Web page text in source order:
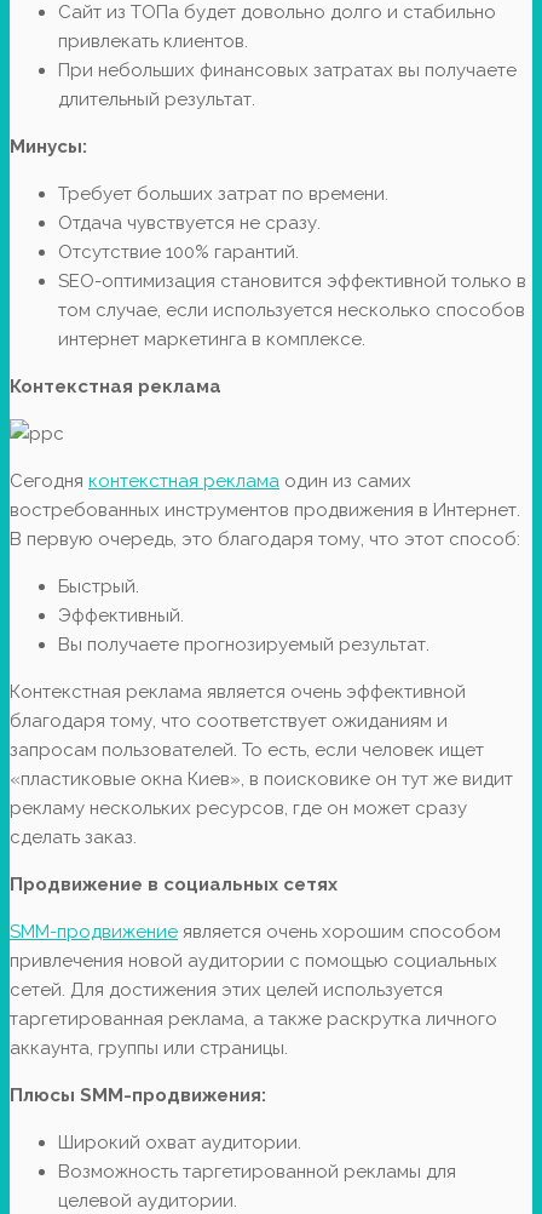
Сайт из ТОПа будет довольно долго и стабильно
привлекать клиентов.
При небольших финансовых затратах вы получаете
длительный результат.
Минусы:
Требует больших затрат по времени.
Отдача чувствуется не сразу.
Отсутствие 100% гарантий.
SEO-оптимизация становится эффективной только в
том случае, если используется несколько способов
интернет маркетинга в комплексе.
Контекстная реклама
Сегодня контекстная реклама один из самих
востребованных инструментов продвижения в Интернет.
В первую очередь, это благодаря тому, что этот способ:
Быстрый.
Эффективный.
Вы получаете прогнозируемый результат.
Контекстная реклама является очень эффективной
благодаря тому, что соответствует ожиданиям и
запросам пользователей. То есть, если человек ищет
«пластиковые окна Киев», в поисковике он тут же видит
рекламу нескольких ресурсов, где он может сразу
сделать заказ.
Продвижение в социальных сетях
SMM-продвижение является очень хорошим способом
привлечения новой аудитории с помощью социальных
сетей. Для достижения этих целей используется
таргетированная реклама, а также раскрутка личного
аккаунта, группы или страницы.
Плюсы SMM-продвижения:
Широкий охват аудитории.
Возможность таргетированной рекламы для
целевой аудитории.